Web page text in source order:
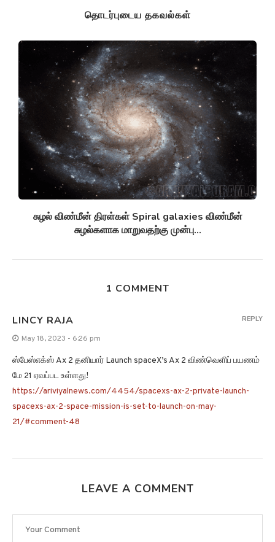
தொடர்புடைய தகவல்கள்
சுழல் விண்மீன் திரள்கள் Spiral galaxies விண்மீன்
சுழல்களாக மாறுவதற்கு முன்பு...
1 COMMENT
LINCY RAJA
May 18, 2023 - 6:26 pm
ஸ்பேஸ்எக்ஸ் Ax 2 தனியார் Launch spaceX’s Ax 2 விண்வெளிப் பயணம்
மே 21 ஏவப்பட உள்ளது!
https://ariviyalnews.com/4454/spacexs-ax-2-private-launch-
spacexs-ax-2-space-mission-is-set-to-launch-on-may-
21/#comment-48
REPLY
LEAVE A COMMENT